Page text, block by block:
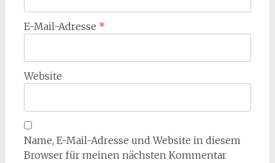
E-Mail-Adresse *
Website
Name, E-Mail-Adresse und Website in diesem
Browser für meinen nächsten Kommentar